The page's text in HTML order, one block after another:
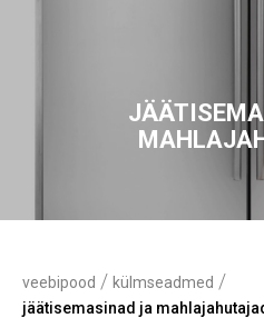
veebipood / külmseadmed /
jäätisemasinad ja